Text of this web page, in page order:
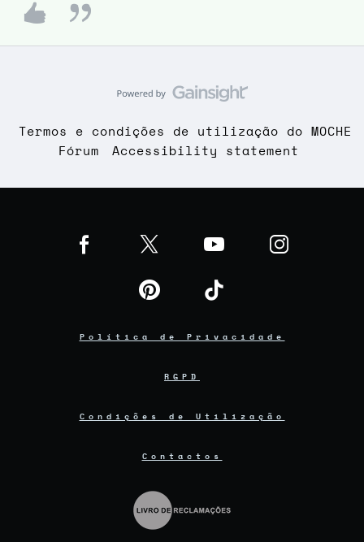
Termos e condições de utilização do MOCHE
Fórum
Accessibility statement
Política de Privacidade
RGPD
Condições de Utilização
Contactos